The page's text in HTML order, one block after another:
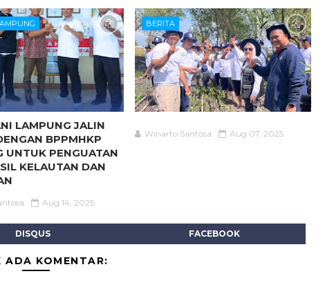
LAMPUNG JALIN
BPPMHKP
UNTUK PENGUATAN
KELAUTAN DAN
Aug 14, 2025
BERITA
Winarto Santosa Aug 07, 2025
DISQUS FACEBOOK
ADA KOMENTAR: